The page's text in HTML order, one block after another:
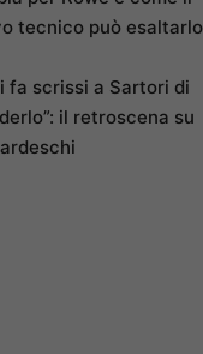
tecnico può esaltarlo
fa scrissi a Sartori di
il retroscena su